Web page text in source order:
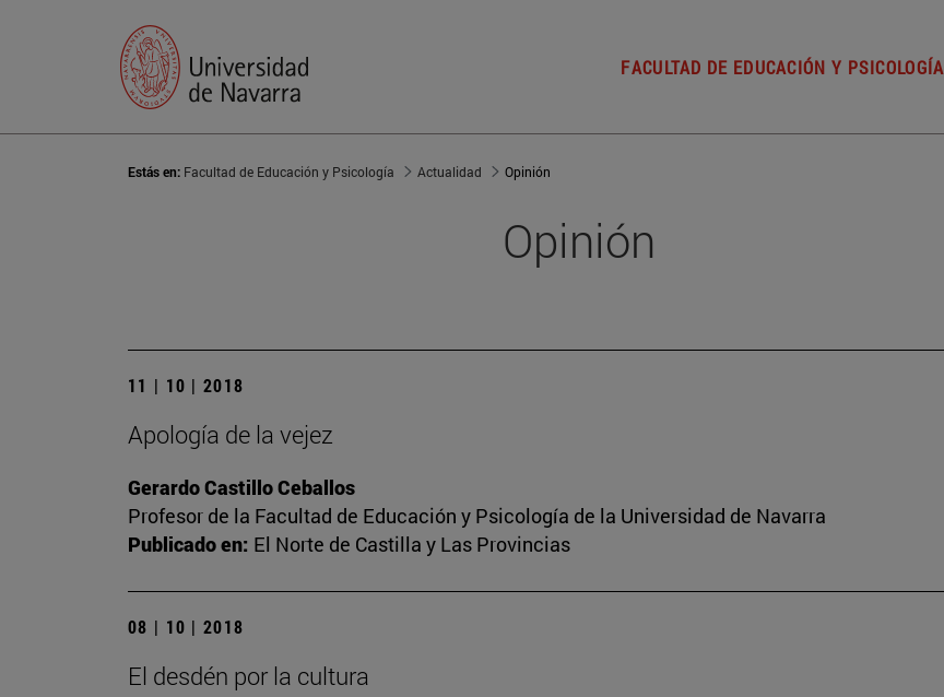
FACULTAD DE EDUCACIÓN Y PSICOLOGÍA
Estás en: Facultad de Educación y Psicología Actualidad Opinión
Opinión
11 | 10 | 2018
Apología de la vejez
Gerardo Castillo Ceballos
Profesor de la Facultad de Educación y Psicología de la Universidad de Navarra
Publicado en: El Norte de Castilla y Las Provincias
08 | 10 | 2018
El desdén por la cultura